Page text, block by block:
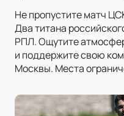
Не пропустите матч
Два титана
РПЛ. Ощутите
и поддержите свою
Москвы. Места